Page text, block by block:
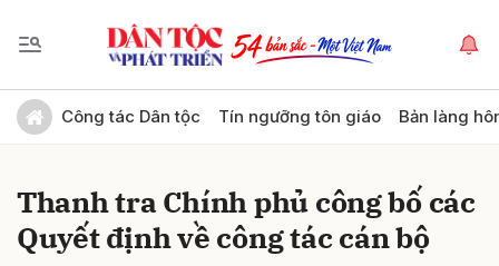
Công tác Dân tộc Tín ngưỡng tôn giáo Bản làng
Thanh tra Chính phủ công bố các
Quyết định về công tác cán bộ
Gửi bình luận